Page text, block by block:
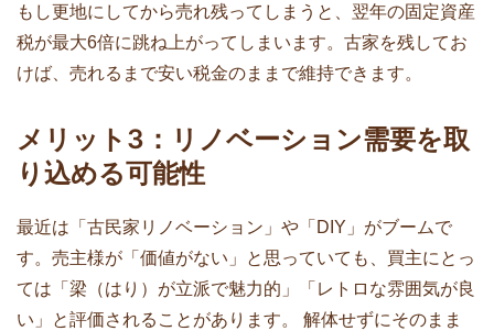
もし更地にしてから売れ残ってしまうと、翌年の固定資産
税が最大6倍に跳ね上がってしまいます。古家を残してお
けば、売れるまで安い税金のままで維持できます。
メリット3：リノベーション需要を取
り込める可能性
最近は「古民家リノベーション」や「DIY」がブームで
す。売主様が「価値がない」と思っていても、買主にとっ
ては「梁（はり）が立派で魅力的」「レトロな雰囲気が良
い」と評価されることがあります。 解体せずにそのまま